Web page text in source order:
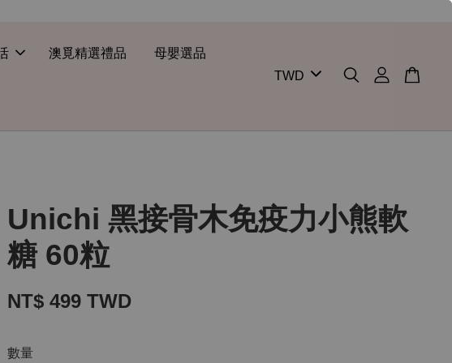
澳覓精選禮品 母嬰選品
Unichi 黑接骨木免疫力小熊軟
糖 60粒
NT$ 499 TWD
數量